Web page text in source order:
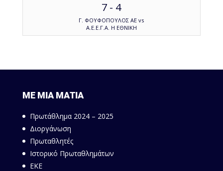
7 - 4
Γ. ΦΟΥΦΟΠΟΥΛΟΣ ΑΕ vs
Α.Ε.Ε.Γ.Α. Η ΕΘΝΙΚΗ
ΜΕ ΜΙΑ ΜΑΤΙΑ
Πρωτάθλημα 2024 – 2025
Διοργάνωση
Πρωταθλητές
Ιστορικό Πρωταθλημάτων
ΕΚΕ